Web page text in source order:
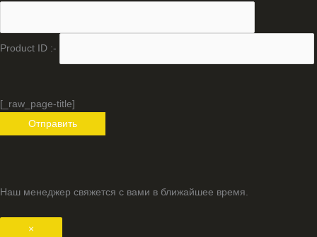
Product ID :-
[_raw_page-title]
Наш менеджер свяжется с вами в ближайшее время.
×